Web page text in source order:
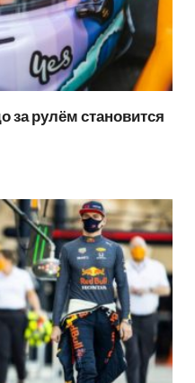
за рулём становится